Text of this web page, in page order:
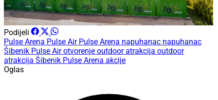
Podijeli
Pulse Arena Pulse Air Pulse Arena napuhanac napuhanac
Šibenik Pulse Air otvorenje outdoor atrakcija outdoor
atrakcija Šibenik Pulse Arena akcije
Oglas